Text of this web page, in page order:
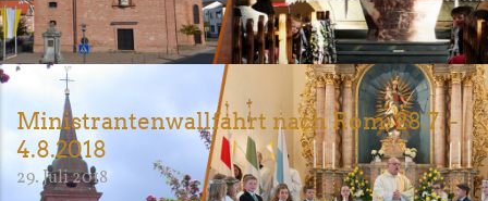
Ministrantenwallfahrt nach Rom, 28.7. -
4.8.2018
29. Juli 2018